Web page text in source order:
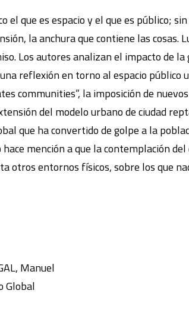
el que es espacio y el que es público;
la anchura que contiene las cosas.
Los autores analizan el impacto de
reflexión en torno al espacio
communities”, la imposición de
del modelo urbano de ciudad
que ha convertido de golpe a la
mención a que la contemplación
otros entornos físicos, sobre los que
Manuel
Global